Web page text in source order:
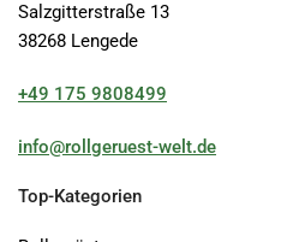
Salzgitterstraße 13
38268 Lengede
+49 175 9808499
info@rollgeruest-welt.de
Top-Kategorien